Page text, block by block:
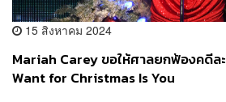
15 สิงหาคม 2024
Mariah Carey ขอให้ศาลยกฟ้องคดีล
Want for Christmas Is You